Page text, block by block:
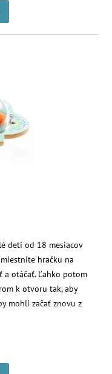
deti od 18 mesiacov
hračku na
a otáčať. Ľahko potom
k otvoru tak, aby
mohli začať znovu z